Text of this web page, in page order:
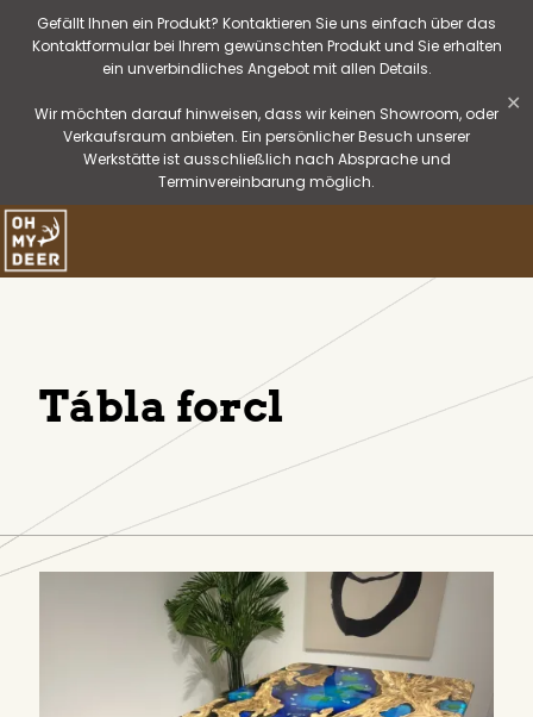
Gefällt Ihnen ein Produkt? Kontaktieren Sie uns einfach über das
Kontaktformular bei Ihrem gewünschten Produkt und Sie erhalten
ein unverbindliches Angebot mit allen Details.
Wir möchten darauf hinweisen, dass wir keinen Showroom, oder
Verkaufsraum anbieten. Ein persönlicher Besuch unserer
Werkstätte ist ausschließlich nach Absprache und
Terminvereinbarung möglich.
✕
Tábla forcl